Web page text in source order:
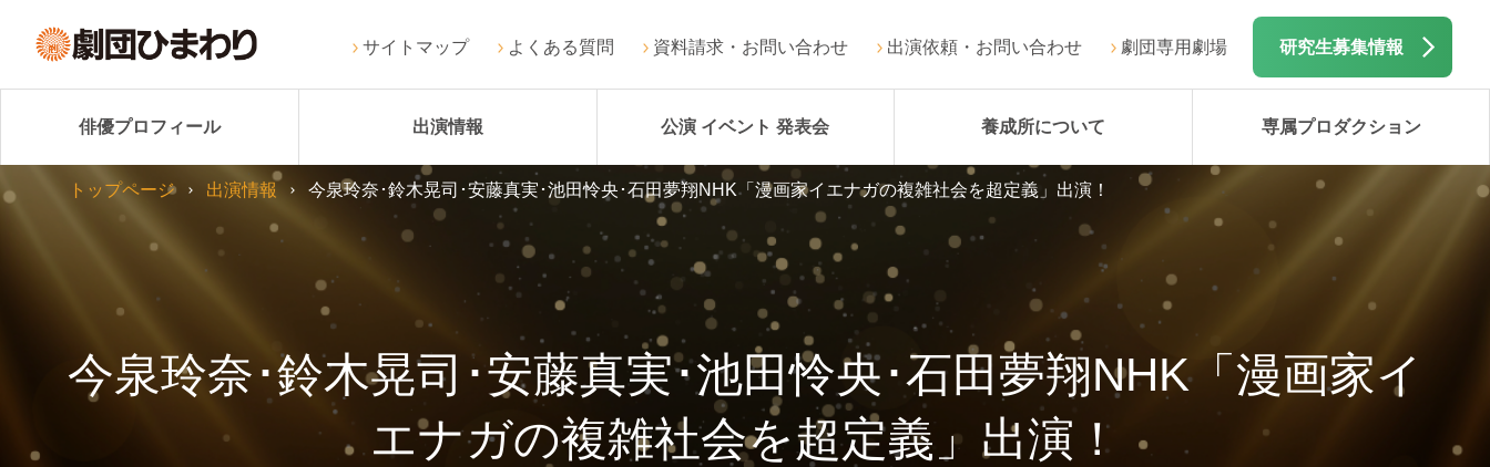
サイトマップ よくある質問 資料請求・お問い合わせ 出演依頼・お問い合わせ 劇団専用劇場 研究生募集情報
俳優プロフィール 出演情報 公演 イベント 発表会 養成所について 専属プロダクション
今泉玲奈･鈴木晃司･安藤真実･池田怜央･石田夢翔NHK「漫画家イ
エナガの複雑社会を超定義」出演！
トップページ 出演情報 今泉玲奈･鈴木晃司･安藤真実･池田怜央･石田夢翔NHK「漫画家イエナガの複雑社会を超定義」出演！